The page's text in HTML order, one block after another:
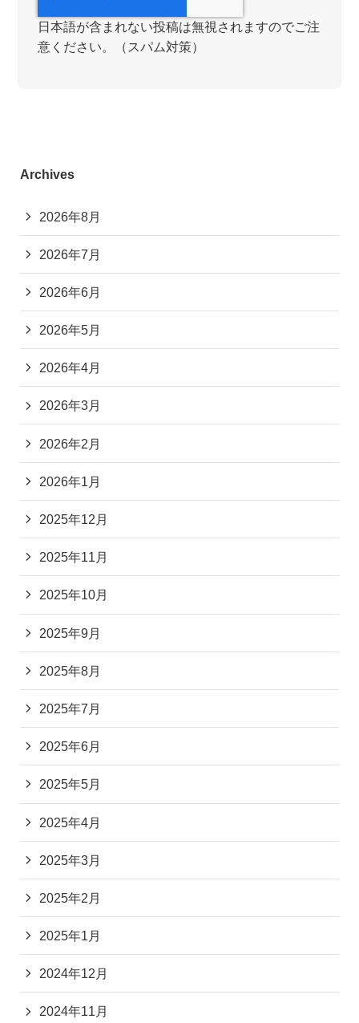
日本語が含まれない投稿は無視されますのでご注
意ください。（スパム対策）
Archives
2026年8月
2026年7月
2026年6月
2026年5月
2026年4月
2026年3月
2026年2月
2026年1月
2025年12月
2025年11月
2025年10月
2025年9月
2025年8月
2025年7月
2025年6月
2025年5月
2025年4月
2025年3月
2025年2月
2025年1月
2024年12月
2024年11月